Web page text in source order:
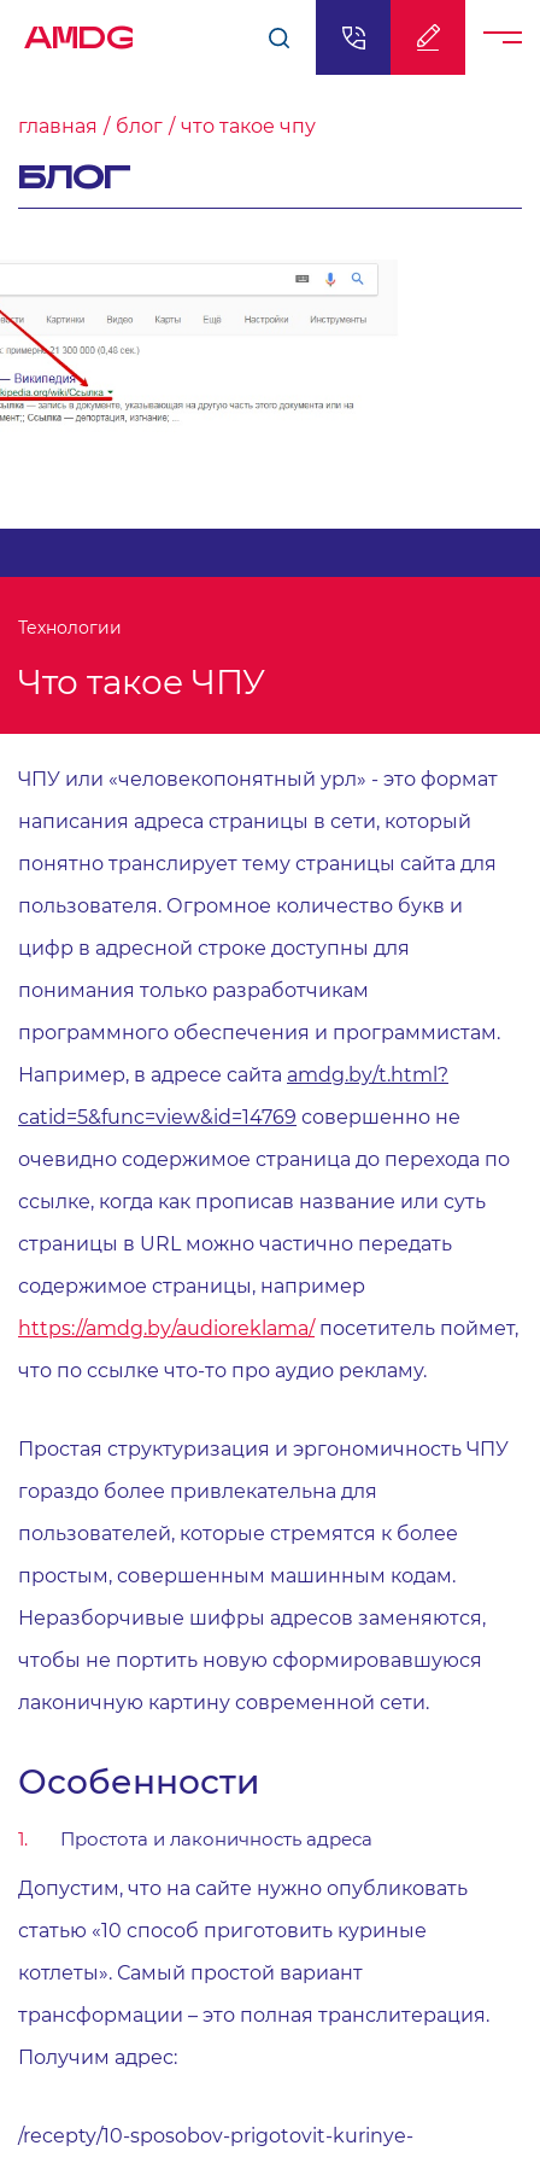
AMDG
главная блог что такое чпу
БЛОГ
Технологии
Что такое ЧПУ
ЧПУ или «человекопонятный урл» - это формат
написания адреса страницы в сети, который
понятно транслирует тему страницы сайта для
пользователя. Огромное количество букв и
цифр в адресной строке доступны для
понимания только разработчикам
программного обеспечения и программистам.
Например, в адресе сайта amdg.by/t.html?
catid=5&func=view&id=14769 совершенно не
очевидно содержимое страница до перехода по
ссылке, когда как прописав название или суть
страницы в URL можно частично передать
содержимое страницы, например
https://amdg.by/audioreklama/посетитель поймет,
что по ссылке что-то про аудио рекламу.
Простая структуризация и эргономичность ЧПУ
гораздо более привлекательна для
пользователей, которые стремятся к более
простым, совершенным машинным кодам.
Неразборчивые шифры адресов заменяются,
чтобы не портить новую сформировавшуюся
лаконичную картину современной сети.
Особенности
Простота и лаконичность адреса
Допустим, что на сайте нужно опубликовать
статью «10 способ приготовить куриные
котлеты». Самый простой вариант
трансформации – это полная транслитерация.
Получим адрес:
/recepty/10-sposobov-prigotovit-kurinye-